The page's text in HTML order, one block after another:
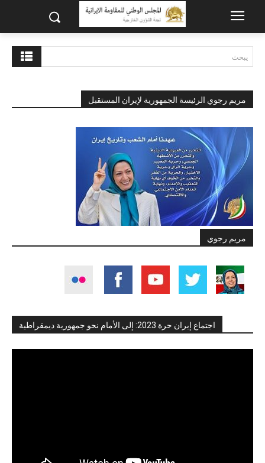
يبحث
مريم رجوي الرئيسة الجمهورية لإيران المستقبل
مريم رجوي
اجتماع إيران حرة 2023: إلى الأمام نحو جمهورية ديمقراطية